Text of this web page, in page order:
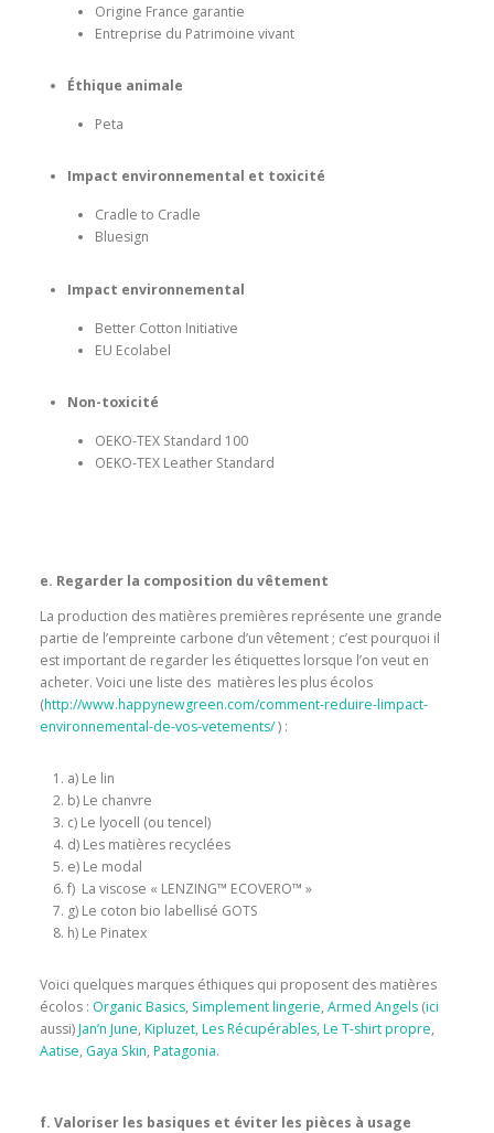
Origine France garantie
Entreprise du Patrimoine vivant
Éthique animale
Peta
Impact environnemental et toxicité
Cradle to Cradle
Bluesign
Impact environnemental
Better Cotton Initiative
EU Ecolabel
Non-toxicité
OEKO-TEX Standard 100
OEKO-TEX Leather Standard
e. Regarder la composition du vêtement
La production des matières premières représente une grande
partie de l’empreinte carbone d’un vêtement ; c’est pourquoi il
est important de regarder les étiquettes lorsque l’on veut en
acheter. Voici une liste des matières les plus écolos
(http://www.happynewgreen.com/comment-reduire-limpact-
environnemental-de-vos-vetements/) :
a) Le lin
b) Le chanvre
c) Le lyocell (ou tencel)
d) Les matières recyclées
e) Le modal
f) La viscose « LENZING™ ECOVERO™ »
g) Le coton bio labellisé GOTS
h) Le Pinatex
Voici quelques marques éthiques qui proposent des matières
écolos : Organic Basics, Simplement lingerie, Armed Angels (ici
aussi)Jan’n June, Kipluzet, Les Récupérables, Le T-shirt propre,
Aatise, Gaya Skin, Patagonia.
f. Valoriser les basiques et éviter les pièces à usage